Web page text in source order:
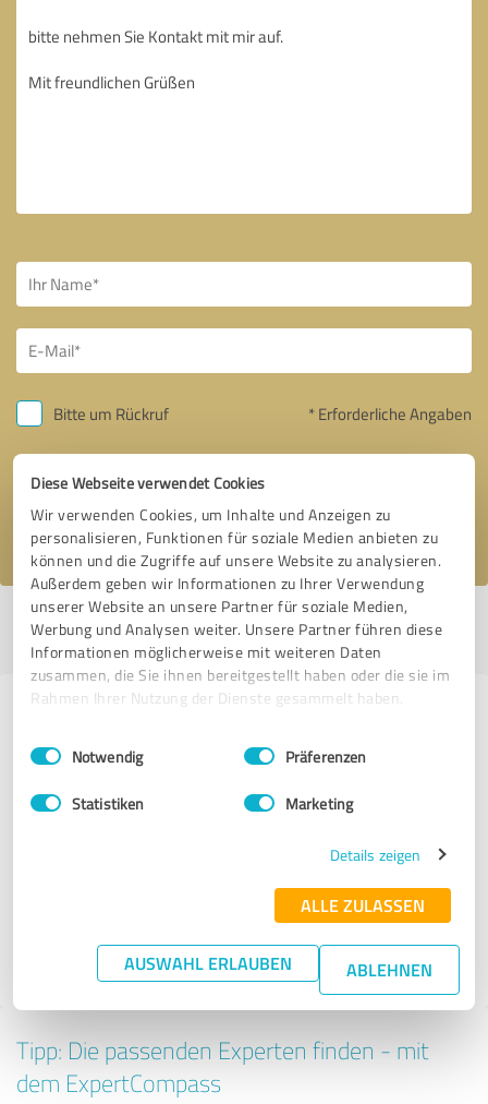
Diese Webseite verwendet Cookies
Wir verwenden Cookies, um Inhalte und Anzeigen zu
personalisieren, Funktionen für soziale Medien anbieten zu
können und die Zugriffe auf unsere Website zu analysieren.
Außerdem geben wir Informationen zu Ihrer Verwendung
unserer Website an unsere Partner für soziale Medien,
Werbung und Analysen weiter. Unsere Partner führen diese
Informationen möglicherweise mit weiteren Daten
zusammen, die Sie ihnen bereitgestellt haben oder die sie im
Rahmen Ihrer Nutzung der Dienste gesammelt haben.
Impressum Datenschutzbestimmungen
Einwilligungsauswahl
Notwendig Präferenzen
Statistiken Marketing
Details zeigen
ALLE ZULASSEN
AUSWAHL ERLAUBEN ABLEHNEN
Bitte um Rückruf * Erforderliche Angaben
Nachricht senden
Ich stimme den Datenschutzbestimmungenzu.
Profil aktiv seit 17.10.2020 |Letzte Aktualisierung: 17.10.2020|Profil
melden
Anbietern aus dem Bereich Social
Tipp: Die passenden Experten finden - mit
dem ExpertCompass